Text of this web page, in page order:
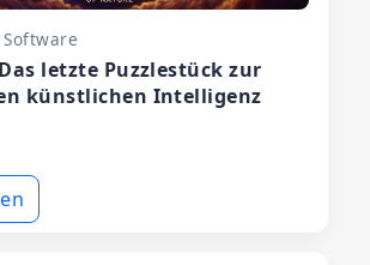
Software
letzte Puzzlestück zur
künstlichen Intelligenz